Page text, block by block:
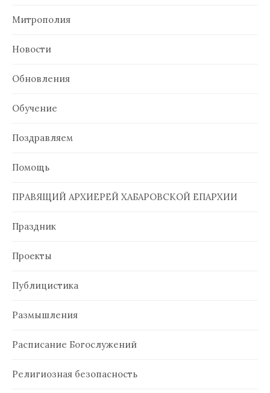
Митрополия
Новости
Обновления
Обучение
Поздравляем
Помощь
ПРАВЯЩИЙ АРХИЕРЕЙ ХАБАРОВСКОЙ ЕПАРХИИ
Праздник
Проекты
Публицистика
Размышления
Расписание Богослужений
Религиозная безопасность